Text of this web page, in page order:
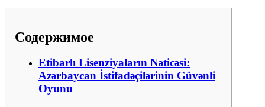
Содержимое
Etibarlı Lisenziyaların Nəticəsi:
Azərbaycan İstifadəçilərinin Güvənli
Oyunu